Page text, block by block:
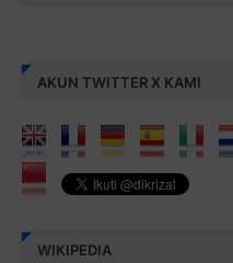
AKUN TWITTER X KAMI
WIKIPEDIA